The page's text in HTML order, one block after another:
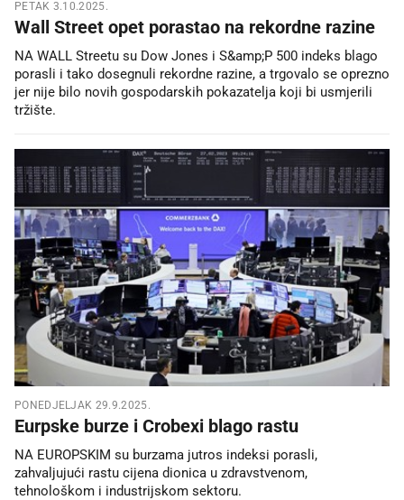
PETAK 3.10.2025.
Wall Street opet porastao na rekordne razine
NA WALL Streetu su Dow Jones i S&amp;P 500 indeks blago
porasli i tako dosegnuli rekordne razine, a trgovalo se oprezno
jer nije bilo novih gospodarskih pokazatelja koji bi usmjerili
tržište.
PONEDJELJAK 29.9.2025.
Eurpske burze i Crobexi blago rastu
NA EUROPSKIM su burzama jutros indeksi porasli,
zahvaljujući rastu cijena dionica u zdravstvenom,
tehnološkom i industrijskom sektoru.